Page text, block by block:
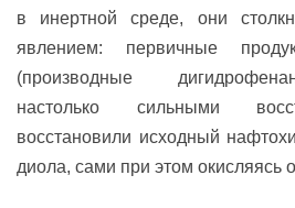
в инертной среде, они
явлением: первичные
(производные
настолько сильными
восстановили исходный
диола, сами при этом окисляясь